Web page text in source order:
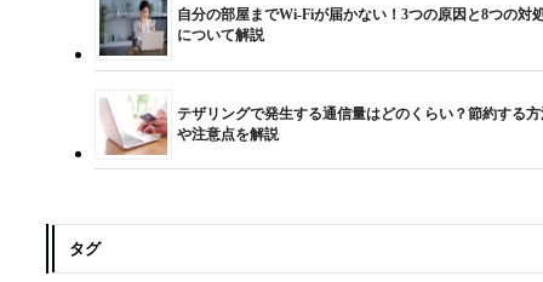
自分の部屋までWi-Fiが届かない！3つの原因と8つの対
について解説
テザリングで発生する通信量はどのくらい？節約する
や注意点を解説
タグ